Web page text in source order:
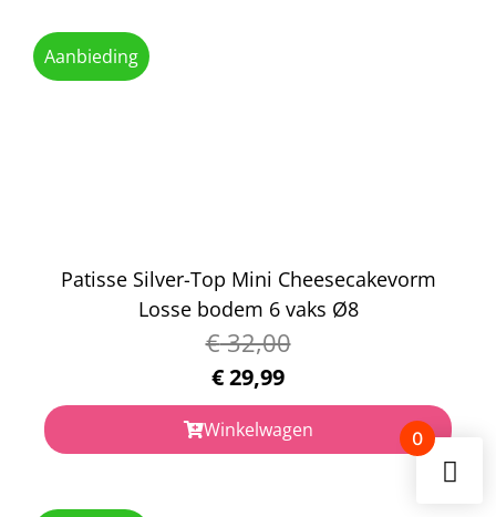
Aanbieding
Patisse Silver-Top Mini Cheesecakevorm
Losse bodem 6 vaks Ø8
€32,00
€29,99
Winkelwagen 0